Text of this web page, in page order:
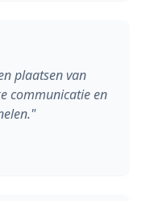
plaatsen van
communicatie en
"